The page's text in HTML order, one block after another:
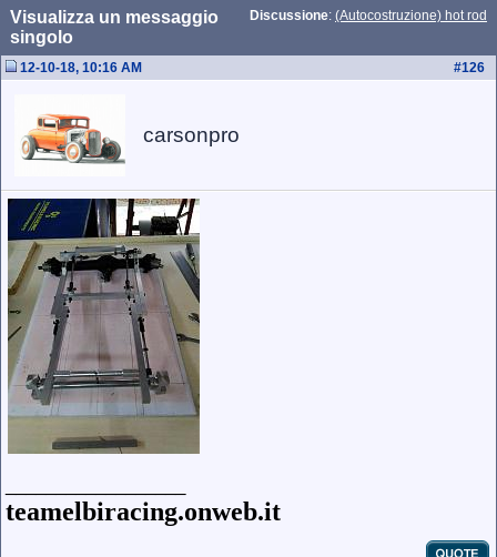
Discussione: (Autocostruzione) hot rod
Visualizza un messaggio
singolo
#126
12-10-18, 10:16 AM
carsonpro
teamelbiracing.onweb.it